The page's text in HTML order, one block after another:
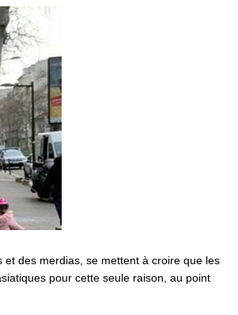
et des merdias, se mettent à croire que les
pour cette seule raison, au point